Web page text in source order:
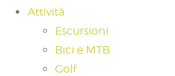
Attività
Escursioni
Bici e MTB
Golf